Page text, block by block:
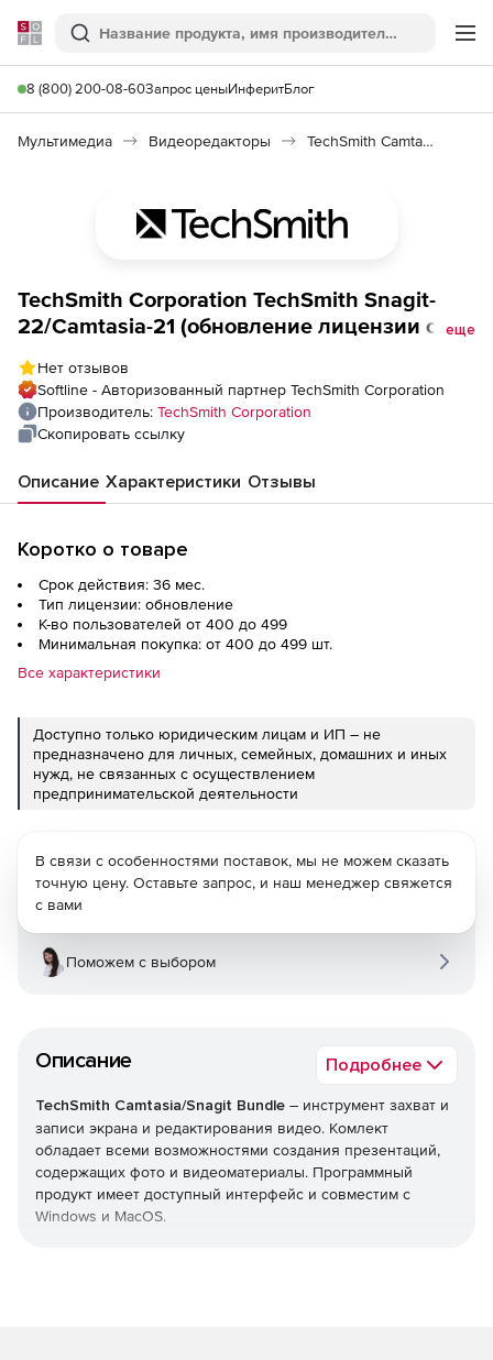
Softline
Поиск
8 (800) 200-08-60Запрос ценыИнферитБлог
Мультимедиа Видеоредакторы TechSmith Camtasia/Snagit Bundle
TechSmith Corporation TechSmith Snagit-
22/Camtasia-21 (обновление лицензии с
некоммерческих учреждений), Лицензия с
техподдержкой на 3 года. Количество
пользователей
еще
Нет отзывов
Softline - Авторизованный партнер TechSmith Corporation
Производитель: TechSmith Corporation
Скопировать ссылку
Описание Характеристики Отзывы
Коротко о товаре
Срок действия: 36 мес.
Тип лицензии: обновление
К-во пользователей от 400 до 499
Минимальная покупка: от 400 до 499 шт.
Все характеристики
Доступно только юридическим лицам и ИП – не
предназначено для личных, семейных, домашних и иных
нужд, не связанных с осуществлением
предпринимательской деятельности
Описание Подробнее
TechSmith Camtasia/Snagit Bundle – инструмент захват и
записи экрана и редактирования видео. Комлект
обладает всеми возможностями создания презентаций,
содержащих фото и видеоматериалы. Программный
продукт имеет доступный интерфейс и совместим с
Windows и MacOS.
В связи с особенностями поставок, мы не можем сказать
точную цену. Оставьте запрос, и наш менеджер свяжется
с вами
Поможем с выбором